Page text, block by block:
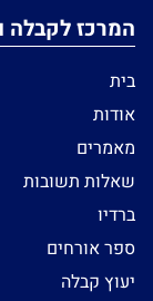
המרכז לקבלה
בית
אודות
מאמרים
שאלות תשובות
ברדיו
ספר אורחים
יעוץ קבלה